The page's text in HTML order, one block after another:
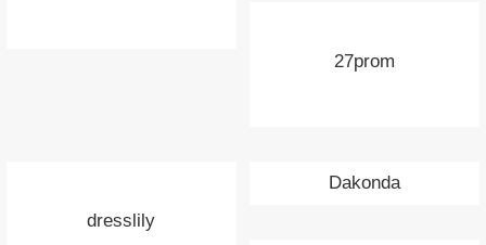
27prom
dresslily
Dakonda